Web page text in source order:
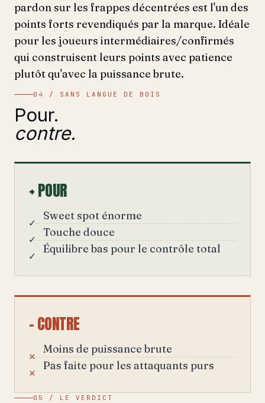
pardon sur les frappes décentrées est l'un des
points forts revendiqués par la marque. Idéale
pour les joueurs intermédiaires/confirmés
qui construisent leurs points avec patience
plutôt qu'avec la puissance brute.
04 / SANS LANGUE DE BOIS
Pour.
contre.
+ POUR
Sweet spot énorme
Touche douce
Équilibre bas pour le contrôle total
– CONTRE
Moins de puissance brute
Pas faite pour les attaquants purs
05 / LE VERDICT